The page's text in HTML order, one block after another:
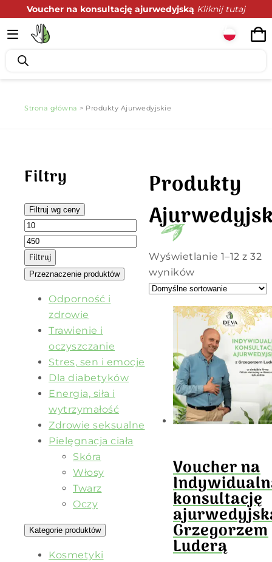
Voucher na konsultację ajurwedyjską Kliknij tutaj
Podaruj zdrowie z prezencie
Strona główna > Produkty Ajurwedyjskie
Filtry
Filtruj wg ceny
Filtruj
Przeznaczenie produktów
Odporność i
zdrowie
Trawienie i
oczyszczanie
Stres, sen i emocje
Dla diabetyków
Energia, siła i
wytrzymałość
Zdrowie seksualne
Pielęgnacja ciała
Skóra
Włosy
Twarz
Oczy
Kategorie produktów
Kosmetyki
Produkty
Wyświetlanie 1–12 z 32
wyników
Voucher na
konsultację
Grzegorzem
Luderą